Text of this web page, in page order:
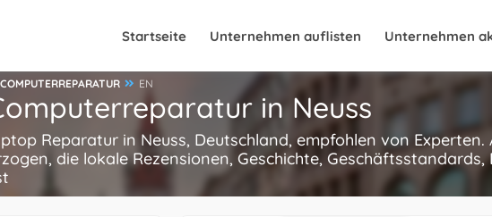
Startseite Unternehmen auflisten Unternehmen
COMPUTERREPARATUR EN
in Neuss
Reparatur in Neuss, Deutschland, empfohlen von
die lokale Rezensionen, Geschichte,